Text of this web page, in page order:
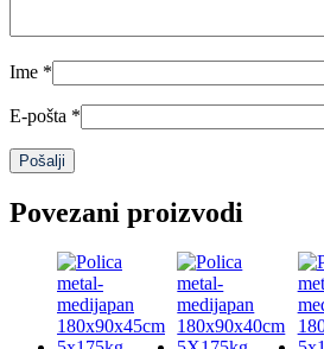
Ime *
E-pošta *
Povezani proizvodi